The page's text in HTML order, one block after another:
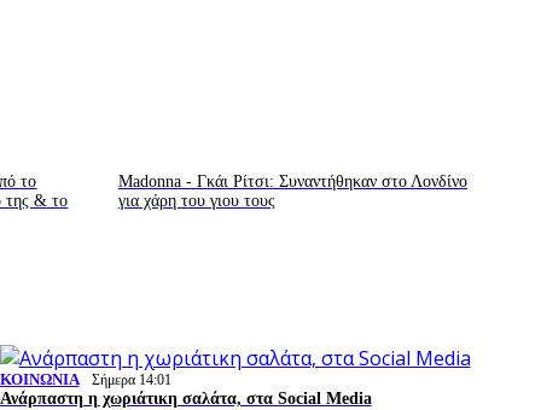
το
της & το
Madonna - Γκάι Ρίτσι: Συναντήθηκαν στο Λονδίνο
για χάρη του γιου τους
ΚΟΙΝΩΝΙΑ Σήμερα 14:01
Ανάρπαστη η χωριάτικη σαλάτα, στα Social Media